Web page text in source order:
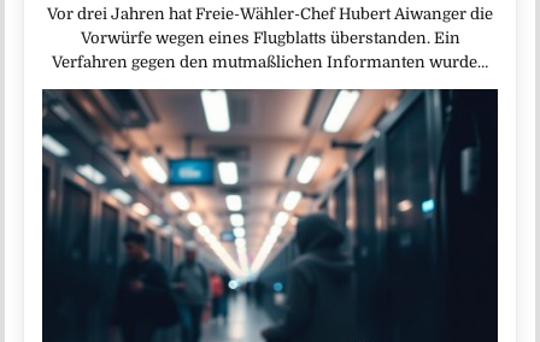
Vor drei Jahren hat Freie-Wähler-Chef Hubert Aiwanger die
Vorwürfe wegen eines Flugblatts überstanden. Ein
Verfahren gegen den mutmaßlichen Informanten wurde…